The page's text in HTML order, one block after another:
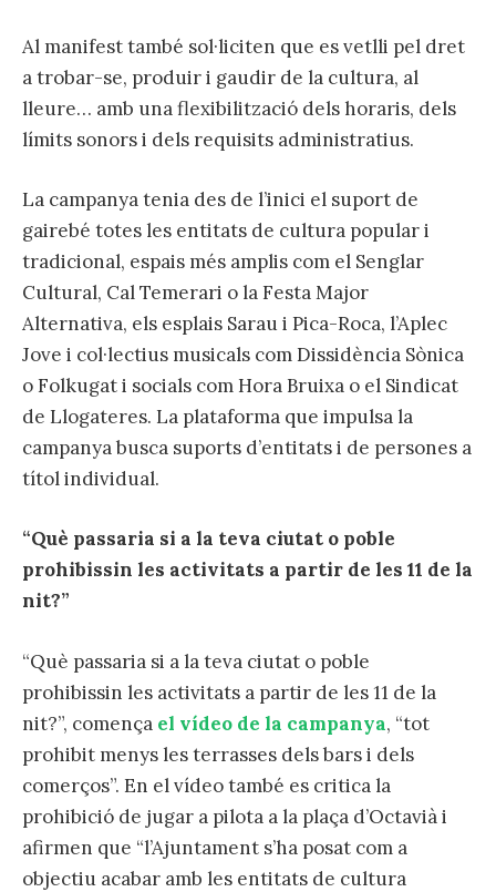
Al manifest també sol·liciten que es vetlli pel dret
a trobar-se, produir i gaudir de la cultura, al
lleure… amb una flexibilització dels horaris, dels
límits sonors i dels requisits administratius.
La campanya tenia des de l’inici el suport de
gairebé totes les entitats de cultura popular i
tradicional, espais més amplis com el Senglar
Cultural, Cal Temerari o la Festa Major
Alternativa, els esplais Sarau i Pica-Roca, l’Aplec
Jove i col·lectius musicals com Dissidència Sònica
o Folkugat i socials com Hora Bruixa o el Sindicat
de Llogateres. La plataforma que impulsa la
campanya busca suports d’entitats i de persones a
títol individual.
“Què passaria si a la teva ciutat o poble
prohibissin les activitats a partir de les 11 de la
nit?”
“Què passaria si a la teva ciutat o poble
prohibissin les activitats a partir de les 11 de la
nit?”, comença el vídeo de la campanya, “tot
prohibit menys les terrasses dels bars i dels
comerços”. En el vídeo també es critica la
prohibició de jugar a pilota a la plaça d’Octavià i
afirmen que “l’Ajuntament s’ha posat com a
objectiu acabar amb les entitats de cultura